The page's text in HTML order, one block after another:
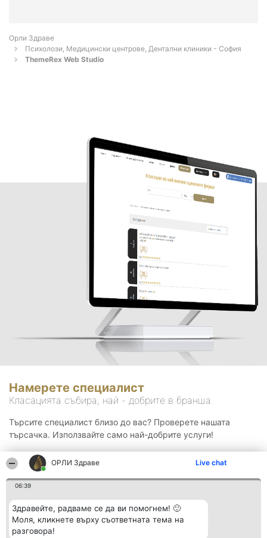
ОРЛИ Здраве Live chat
06:39
Здравейте, радваме се да ви помогнем! 🙂
Моля, кликнете върху съответната тема на
разговора!
Орли Здраве
Психолози, Медицински центрове, Дентални клиники - София
ThemeRex Web Studio
Намерете специалист
Класацията събира, най - добрите в бранша.
Търсите специалист близо до вас? Проверете нашата
търсачка. Използвайте само най-добрите услуги!